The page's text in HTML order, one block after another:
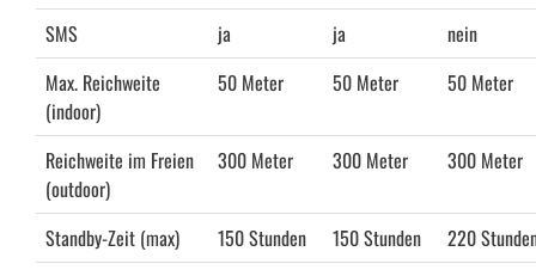
SMS
ja ja
nein
Max. Reichweite
(indoor)
50 Meter 50 Meter 50 Meter
Reichweite im Freien
(outdoor)
300 Meter 300 Meter 300 Meter
Standby-Zeit (max) 150 Stunden 150 Stunden
220